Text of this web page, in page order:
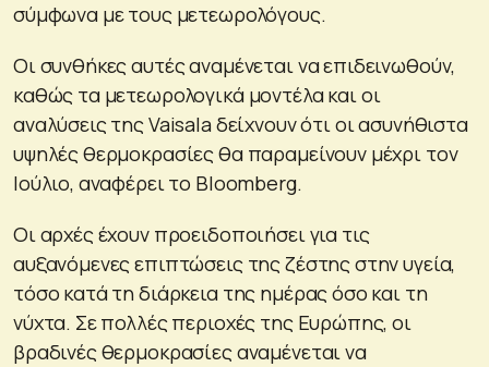
σύμφωνα με τους μετεωρολόγους.
Οι συνθήκες αυτές αναμένεται να επιδεινωθούν,
καθώς τα μετεωρολογικά μοντέλα και οι
αναλύσεις της Vaisala δείχνουν ότι οι ασυνήθιστα
υψηλές θερμοκρασίες θα παραμείνουν μέχρι τον
Ιούλιο, αναφέρει το Bloomberg.
Οι αρχές έχουν προειδοποιήσει για τις
αυξανόμενες επιπτώσεις της ζέστης στην υγεία,
τόσο κατά τη διάρκεια της ημέρας όσο και τη
νύχτα. Σε πολλές περιοχές της Ευρώπης, οι
βραδινές θερμοκρασίες αναμένεται να